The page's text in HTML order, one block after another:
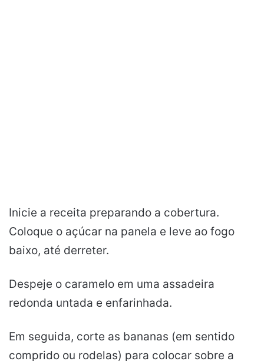
Inicie a receita preparando a cobertura.
Coloque o açúcar na panela e leve ao fogo
baixo, até derreter.
Despeje o caramelo em uma assadeira
redonda untada e enfarinhada.
Em seguida, corte as bananas (em sentido
comprido ou rodelas) para colocar sobre a